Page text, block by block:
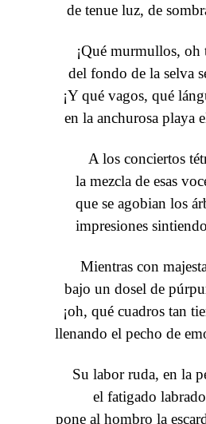
de tenue luz, de
¡Qué murmullos, oh
del fondo de la selva
¡Y qué vagos, qué
en la anchurosa playa
A los conciertos
la mezcla de esas
que se agobian los
impresiones
Mientras con
bajo un dosel de
¡oh, qué cuadros tan
llenando el pecho de
Su labor ruda, en la
el fatigado
pone al hombro la